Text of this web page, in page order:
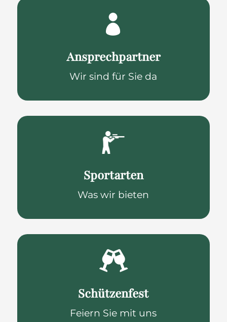

Ansprechpartner
Wir sind für Sie da
Sportarten
Was wir bieten

Schützenfest
Feiern Sie mit uns